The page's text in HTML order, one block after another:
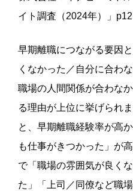
イト調査（2024年）」p12
早期離職につながる要因
くなかった／自分に合わ
職場の人間関係が合わな
る理由が上位に挙げられ
と、早期離職経験率が高
も仕事がきつかった」が
で「職場の雰囲気が良く
た」「上司／同僚など職